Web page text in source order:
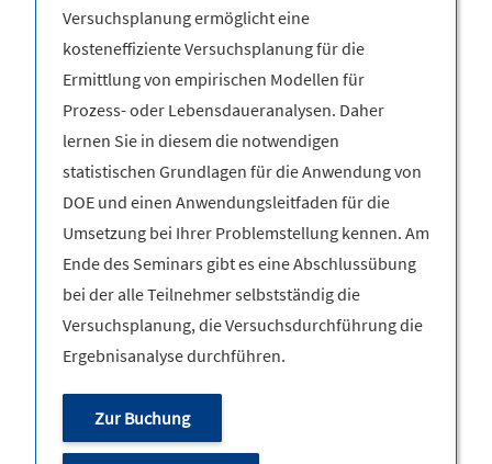
Versuchsplanung ermöglicht eine
kosteneffiziente Versuchsplanung für die
Ermittlung von empirischen Modellen für
Prozess- oder Lebensdaueranalysen. Daher
lernen Sie in diesem die notwendigen
statistischen Grundlagen für die Anwendung von
DOE und einen Anwendungsleitfaden für die
Umsetzung bei Ihrer Problemstellung kennen. Am
Ende des Seminars gibt es eine Abschlussübung
bei der alle Teilnehmer selbstständig die
Versuchsplanung, die Versuchsdurchführung die
Ergebnisanalyse durchführen.
Zur Buchung